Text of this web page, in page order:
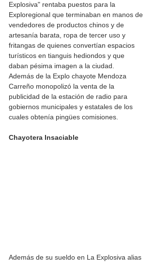
Explosiva" rentaba puestos para la
Exploregional que terminaban en manos de
vendedores de productos chinos y de
artesanía barata, ropa de tercer uso y
fritangas de quienes convertían espacios
turísticos en tianguis hediondos y que
daban pésima imagen a la ciudad.
Además de la Explo chayote Mendoza
Carreño monopolizó la venta de la
publicidad de la estación de radio para
gobiernos municipales y estatales de los
cuales obtenía pingües comisiones.
Chayotera Insaciable
Además de su sueldo en La Explosiva alias